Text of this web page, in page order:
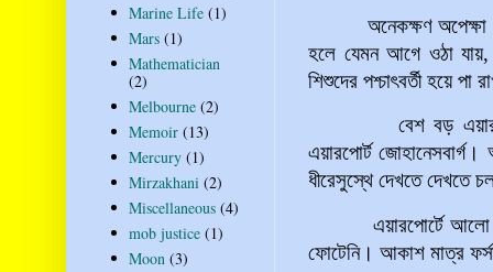
অনেকক্ষণ অপেক্ষা
হলে যেমন আগে ওঠা যায়,
শিশুদের পশ্চাৎবর্তী হয়ে পা
বেশ বড় এয়ারপোর্ট
এয়ারপোর্ট
ধীরেসুস্থে দেখতে দেখতে
এয়ারপোর্টে আলো
ফোটেনি। আকাশ মাত্র
Marine Life (1)
Mars (1)
Mathematician
(2)
Melbourne (2)
Memoir (13)
Mercury (1)
Mirzakhani (2)
Miscellaneous (4)
mob justice (1)
Moon (3)